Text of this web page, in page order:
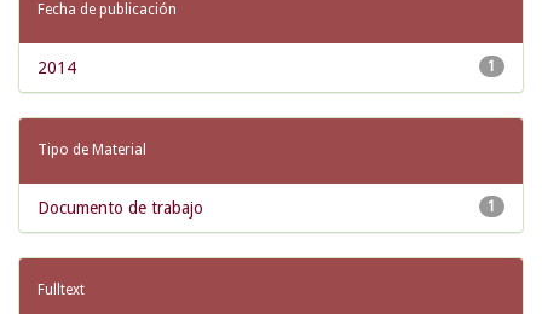
Fecha de publicación
1
2014
Tipo de Material
1
Documento de trabajo
Fulltext